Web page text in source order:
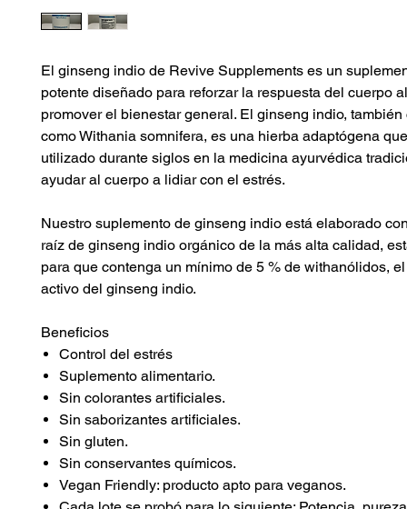
El ginseng indio de Revive Supplements es un
potente diseñado para reforzar la respuesta del cuerpo
promover el bienestar general. El ginseng indio,
como Withania somnifera, es una hierba adaptógena
utilizado durante siglos en la medicina ayurvédica
ayudar al cuerpo a lidiar con el estrés.
Nuestro suplemento de ginseng indio está elaborado
raíz de ginseng indio orgánico de la más alta calidad,
para que contenga un mínimo de 5 % de withanólidos,
activo del ginseng indio.
Beneficios
Control del estrés
Suplemento alimentario.
Sin colorantes artificiales.
Sin saborizantes artificiales.
Sin gluten.
Sin conservantes químicos.
Vegan Friendly: producto apto para veganos.